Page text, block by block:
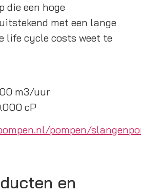
die een hoge
met een lange
life cycle costs weet te
m3/uur
cP
pompen/
en